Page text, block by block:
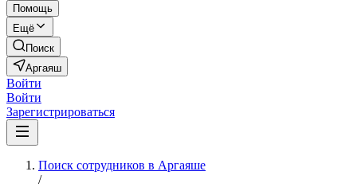
Помощь
Ещё
Поиск
Аргаяш
Войти
Войти
Зарегистрироваться
Поиск сотрудников в Аргаяше
/